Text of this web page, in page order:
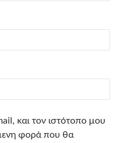
και τον ιστότοπο μου
φορά που θα